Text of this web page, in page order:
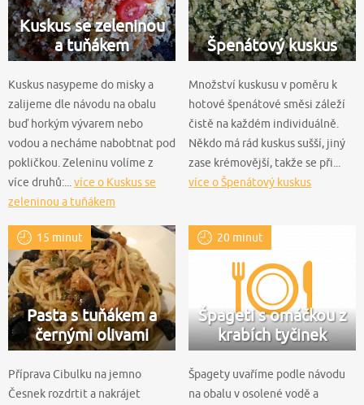
Kuskus se zeleninou
a tuňákem
Kuskus nasypeme do misky a
zalijeme dle návodu na obalu
buď horkým vývarem nebo
vodou a necháme nabobtnat pod
pokličkou. Zeleninu volíme z
více druhů:... více o Kuskus se
zeleninou a tuňákem
Špenátový kuskus
Množství kuskusu v poměru k
hotové špenátové směsi záleží
čistě na každém individuálně.
Někdo má rád kuskus sušší, jiný
zase krémovější, takže se při...
více o Špenátový kuskus
15 minut
Pasta s tuňákem a
černými olivami
Příprava Cibulku na jemno
Česnek rozdrtit a nakrájet
20 minut
Špageti s omáčkou z
krabích tyčinek
Špagety uvaříme podle návodu
na obalu v osolené vodě a